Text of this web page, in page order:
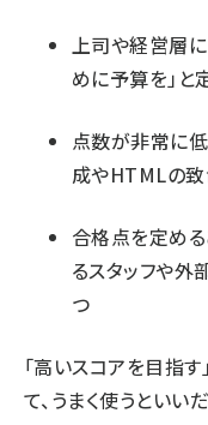
上司や経営層に
めに予算を」と
点数が非常に
成やHTMLの
合格点を定める
るスタッフや
つ
「高いスコアを目指
て、うまく使うといいだ